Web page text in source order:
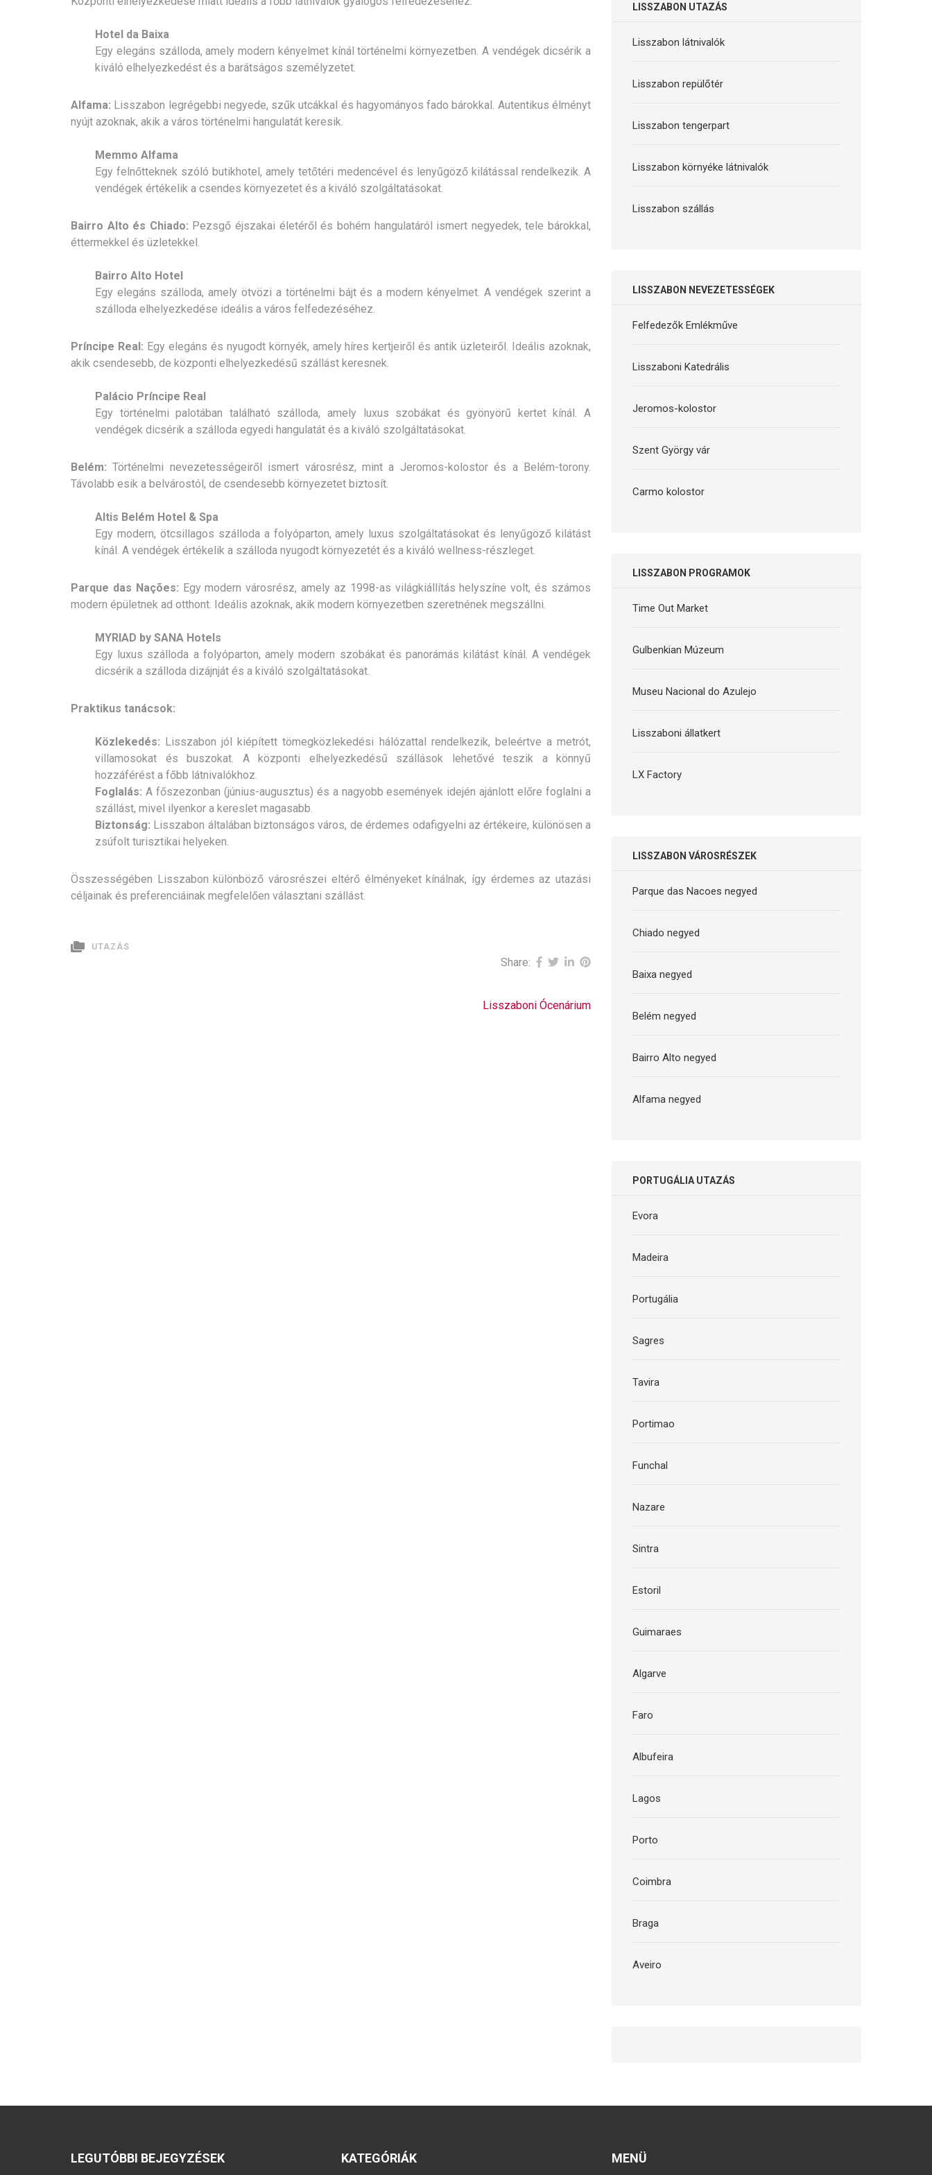
Hotel da Baixa
Egy elegáns szálloda, amely modern kényelmet kínál történelmi környezetben. A vendégek dicsérik a
kiváló elhelyezkedést és a barátságos személyzetet.
Alfama: Lisszabon legrégebbi negyede, szűk utcákkal és hagyományos fado bárokkal. Autentikus élményt
nyújt azoknak, akik a város történelmi hangulatát keresik.
Memmo Alfama
Egy felnőtteknek szóló butikhotel, amely tetőtéri medencével és lenyűgöző kilátással rendelkezik. A
vendégek értékelik a csendes környezetet és a kiváló szolgáltatásokat.
Bairro Alto és Chiado: Pezsgő éjszakai életéről és bohém hangulatáról ismert negyedek, tele bárokkal,
éttermekkel és üzletekkel.
Bairro Alto Hotel
Egy elegáns szálloda, amely ötvözi a történelmi bájt és a modern kényelmet. A vendégek szerint a
szálloda elhelyezkedése ideális a város felfedezéséhez.
Príncipe Real: Egy elegáns és nyugodt környék, amely híres kertjeiről és antik üzleteiről. Ideális azoknak,
akik csendesebb, de központi elhelyezkedésű szállást keresnek.
Palácio Príncipe Real
Egy történelmi palotában található szálloda, amely luxus szobákat és gyönyörű kertet kínál. A
vendégek dicsérik a szálloda egyedi hangulatát és a kiváló szolgáltatásokat.
Belém: Történelmi nevezetességeiről ismert városrész, mint a Jeromos-kolostor és a Belém-torony.
Távolabb esik a belvárostól, de csendesebb környezetet biztosít.
Altis Belém Hotel & Spa
Egy modern, ötcsillagos szálloda a folyóparton, amely luxus szolgáltatásokat és lenyűgöző kilátást
kínál. A vendégek értékelik a szálloda nyugodt környezetét és a kiváló wellness-részleget.
Parque das Nações: Egy modern városrész, amely az 1998-as világkiállítás helyszíne volt, és számos
modern épületnek ad otthont. Ideális azoknak, akik modern környezetben szeretnének megszállni.
MYRIAD by SANA Hotels
Egy luxus szálloda a folyóparton, amely modern szobákat és panorámás kilátást kínál. A vendégek
dicsérik a szálloda dizájnját és a kiváló szolgáltatásokat.
Praktikus tanácsok:
Közlekedés: Lisszabon jól kiépített tömegközlekedési hálózattal rendelkezik, beleértve a metrót,
villamosokat és buszokat. A központi elhelyezkedésű szállások lehetővé teszik a könnyű
hozzáférést a főbb látnivalókhoz.
Foglalás: A főszezonban (június-augusztus) és a nagyobb események idején ajánlott előre foglalni a
szállást, mivel ilyenkor a kereslet magasabb.
Biztonság: Lisszabon általában biztonságos város, de érdemes odafigyelni az értékeire, különösen a
zsúfolt turisztikai helyeken.
Összességében Lisszabon különböző városrészei eltérő élményeket kínálnak, így érdemes az utazási
céljainak és preferenciáinak megfelelően választani szállást.
UTAZÁS
Share:
Lisszaboni Ócenárium
LISSZABON UTAZÁS
Lisszabon látnivalók
Lisszabon repülőtér
Lisszabon tengerpart
Lisszabon környéke látnivalók
Lisszabon szállás
LISSZABON NEVEZETESSÉGEK
Felfedezők Emlékműve
Lisszaboni Katedrális
Jeromos-kolostor
Szent György vár
Carmo kolostor
LISSZABON PROGRAMOK
Time Out Market
Gulbenkian Múzeum
Museu Nacional do Azulejo
Lisszaboni állatkert
LX Factory
LISSZABON VÁROSRÉSZEK
Parque das Nacoes negyed
Chiado negyed
Baixa negyed
Belém negyed
Bairro Alto negyed
Alfama negyed
PORTUGÁLIA UTAZÁS
Evora
Madeira
Portugália
Sagres
Tavira
Portimao
Funchal
Nazare
Sintra
Estoril
Guimaraes
Algarve
Faro
Albufeira
Lagos
Porto
Coimbra
Braga
Aveiro
LEGUTÓBBI BEJEGYZÉSEK KATEGÓRIÁK MENÜ